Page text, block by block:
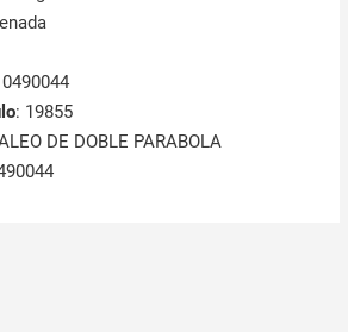
: 19855
DE DOBLE PARABOLA